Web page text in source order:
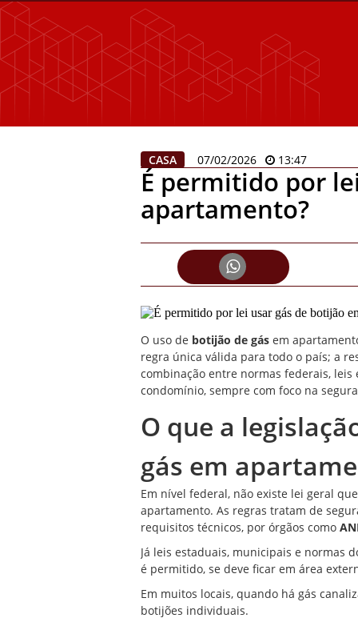
CASA 07/02/2026 13:47
É permitido por
apartamento?
O uso de botijão de gás em
regra única válida para todo o país; a
combinação entre normas federais,
condomínio, sempre com foco na
O que a
gás em
Em nível federal, não existe lei geral
apartamento. As regras tratam de
requisitos técnicos, por órgãos como
Já leis estaduais, municipais e normas
é permitido, se deve ficar em área
Em muitos locais, quando há gás
botijões individuais.